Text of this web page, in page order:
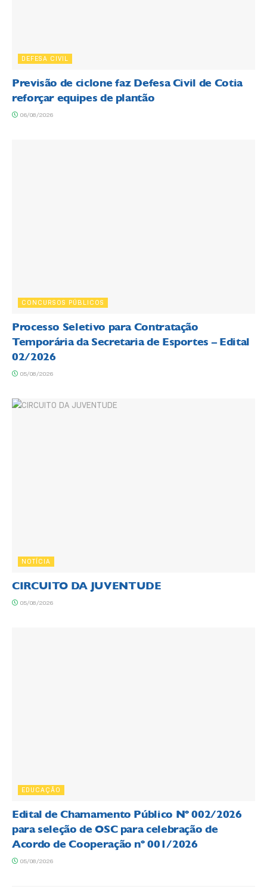
DEFESA CIVIL
Previsão de ciclone faz Defesa Civil de Cotia
reforçar equipes de plantão
06/08/2026
CONCURSOS PÚBLICOS
Processo Seletivo para Contratação
Temporária da Secretaria de Esportes – Edital
02/2026
05/08/2026
NOTÍCIA
CIRCUITO DA JUVENTUDE
05/08/2026
EDUCAÇÃO
Edital de Chamamento Público Nº 002/2026
para seleção de OSC para celebração de
Acordo de Cooperação nº 001/2026
05/08/2026